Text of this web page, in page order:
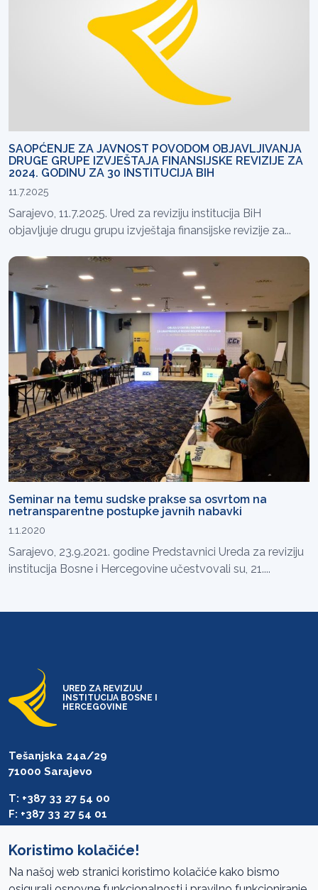
SAOPĆENJE ZA JAVNOST POVODOM OBJAVLJIVANJA
DRUGE GRUPE IZVJEŠTAJA FINANSIJSKE REVIZIJE ZA
2024. GODINU ZA 30 INSTITUCIJA BIH
11.7.2025
Sarajevo, 11.7.2025. Ured za reviziju institucija BiH
objavljuje drugu grupu izvještaja finansijske revizije za...
Seminar na temu sudske prakse sa osvrtom na
netransparentne postupke javnih nabavki
1.1.2020
Sarajevo, 23.9.2021. godine Predstavnici Ureda za reviziju
institucija Bosne i Hercegovine učestvovali su, 21....
URED ZA REVIZIJU
INSTITUCIJA BOSNE I
HERCEGOVINE
Tešanjska 24a/29
71000 Sarajevo
T: +387 33 27 54 00
F: +387 33 27 54 01
Koristimo kolačiće!
Na našoj web stranici koristimo kolačiće kako bismo